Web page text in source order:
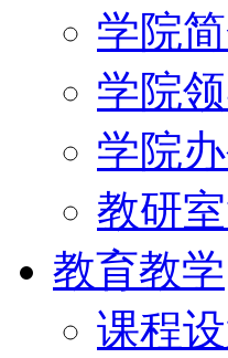
学院
学院
学院
教研
教育教学
课程